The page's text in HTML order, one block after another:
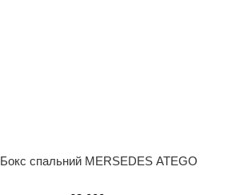
Бокс спальний MERSEDES ATEGO